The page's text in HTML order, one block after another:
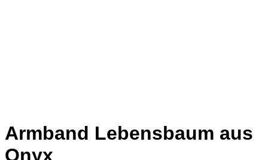
Armband Lebensbaum aus
Onyx